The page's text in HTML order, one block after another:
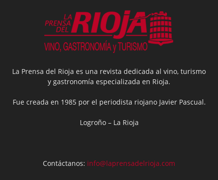
La Prensa del Rioja es una revista dedicada al vino, turismo
y gastronomía especializada en Rioja.
Fue creada en 1985 por el periodista riojano Javier Pascual.
Logroño – La Rioja
Contáctanos: info@laprensadelrioja.com